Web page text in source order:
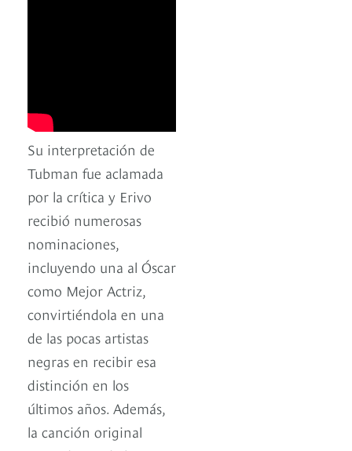
Su interpretación de
Tubman fue aclamada
por la crítica y Erivo
recibió numerosas
nominaciones,
incluyendo una al Óscar
como Mejor Actriz,
convirtiéndola en una
de las pocas artistas
negras en recibir esa
distinción en los
últimos años. Además,
la canción original